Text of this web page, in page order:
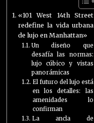
«101 West 14th Street
redefine la vida urbana
de lujo en Manhattan»
Un diseño que
desafía las normas:
lujo cúbico y vistas
panorámicas
El futuro del lujo está
en los detalles: las
amenidades lo
confirman
La ancla de